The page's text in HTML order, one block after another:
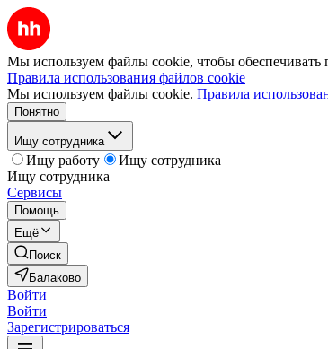
Мы используем файлы cookie, чтобы обеспечивать
Правила использования файлов cookie
Мы используем файлы cookie. Правила
Понятно
Ищу сотрудника
Ищу работу
Ищу сотрудника
Ищу сотрудника
Сервисы
Помощь
Ещё
Поиск
Балаково
Войти
Войти
Зарегистрироваться